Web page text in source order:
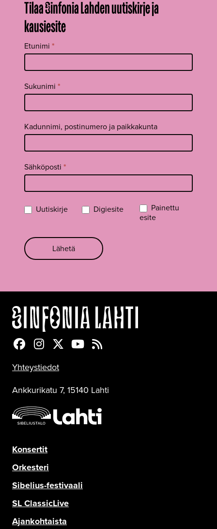
Tilaa Sinfonia Lahden uutiskirje ja
kausiesite
Tilaa
uutiskirje
footer FI
Etunimi *
Sukunimi *
Kadunnimi, postinumero ja paikkakunta
Sähköposti *
Uutiskirje Digiesite
Painettu
esite
Lähetä
Sinfonia Lahti Facebookissa
Sinfonia Lahti Instagramissa
Sinfonia Lahti Twitterissä
Sinfonia Lahti YouTubessa
Sinfonia Lahti RSS-feed
Yhteystiedot
Ankkurikatu 7, 15140 Lahti
Konsertit
Orkesteri
Sibelius-festivaali
SL ClassicLive
Ajankohtaista